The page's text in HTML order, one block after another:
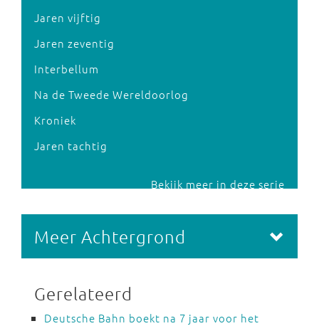
Jaren vijftig
Jaren zeventig
Interbellum
Na de Tweede Wereldoorlog
Kroniek
Jaren tachtig
Bekijk meer in deze serie
Meer Achtergrond
Gerelateerd
Deutsche Bahn boekt na 7 jaar voor het